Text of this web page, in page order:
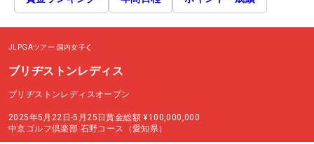
JLPGAツアー 国内女子
ブリヂストンレディス
ブリヂストンレディスオープン
2025年5月22日-5月25日賞金総額 ¥100,000,000
中京ゴルフ倶楽部 石野コース（愛知県）